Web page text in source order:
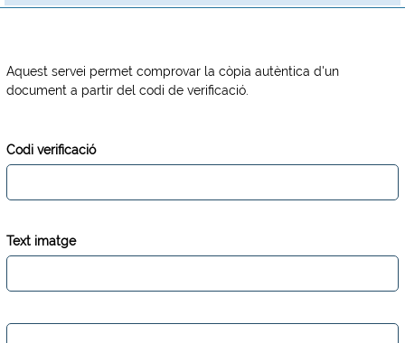
Aquest servei permet comprovar la còpia autèntica d'un
document a partir del codi de verificació.
Codi verificació
Text imatge